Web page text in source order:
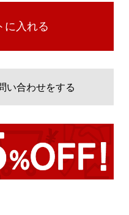
に入れる
い合わせをする